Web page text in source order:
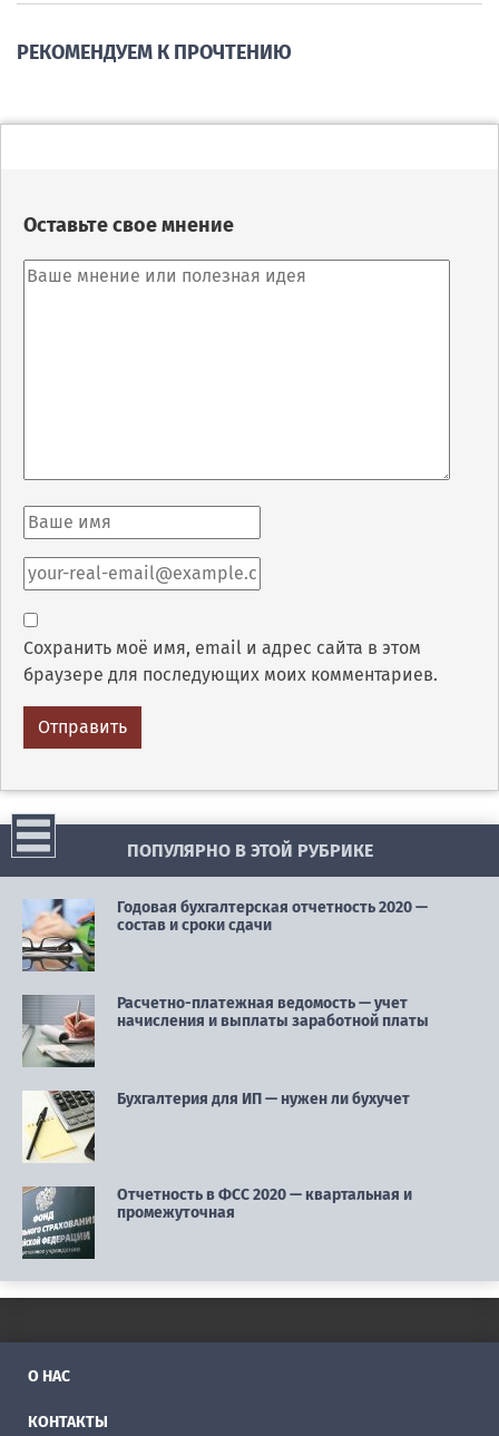
РЕКОМЕНДУЕМ К ПРОЧТЕНИЮ
Оставьте свое мнение
Сохранить моё имя, email и адрес сайта в этом
браузере для последующих моих комментариев.
ПОПУЛЯРНО В ЭТОЙ РУБРИКЕ
Годовая бухгалтерская отчетность 2020 —
состав и сроки сдачи
Расчетно-платежная ведомость — учет
начисления и выплаты заработной платы
Бухгалтерия для ИП — нужен ли бухучет
Отчетность в ФСС 2020 — квартальная и
промежуточная
О НАС
КОНТАКТЫ